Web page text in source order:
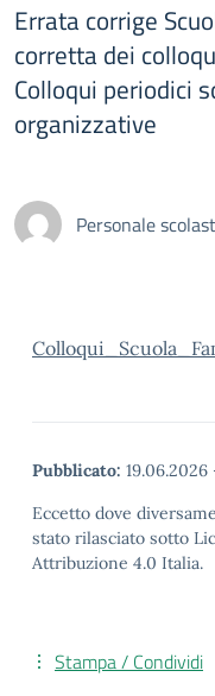
Errata corrige
corretta dei
Colloqui periodici
organizzative
Personale
Pubblicato: 19.06.2026
Eccetto dove
stato rilasciato sotto
Attribuzione 4.0 Italia.
Stampa / Condividi